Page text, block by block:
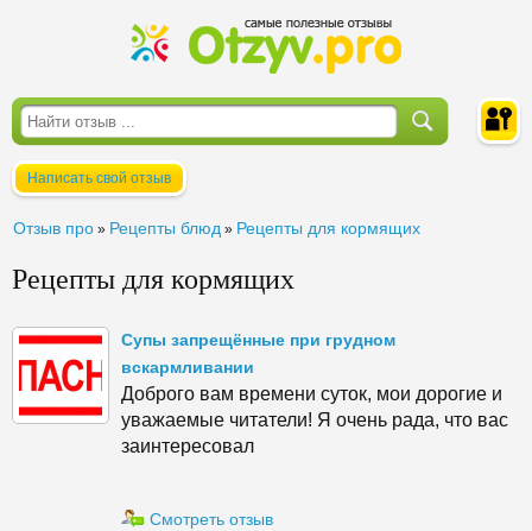
Написать свой отзыв
Отзыв про » Рецепты блюд » Рецепты для кормящих
Рецепты для кормящих
Супы запрещённые при грудном
вскармливании
Доброго вам времени суток, мои дорогие и
уважаемые читатели! Я очень рада, что вас
заинтересовал
Смотреть отзыв